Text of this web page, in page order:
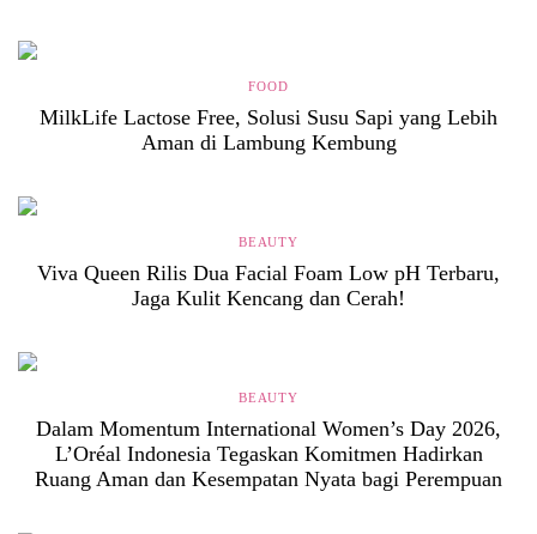
FOOD
MilkLife Lactose Free, Solusi Susu Sapi yang Lebih
Aman di Lambung Kembung
BEAUTY
Viva Queen Rilis Dua Facial Foam Low pH Terbaru,
Jaga Kulit Kencang dan Cerah!
BEAUTY
Dalam Momentum International Women’s Day 2026,
L’Oréal Indonesia Tegaskan Komitmen Hadirkan
Ruang Aman dan Kesempatan Nyata bagi Perempuan